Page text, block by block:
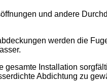
und andere
werden die
Installation
Abdichtung zu